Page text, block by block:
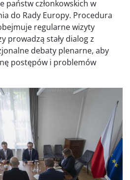
państw członkowskich w
do Rady Europy. Procedura
regularne wizyty
prowadzą stały dialog z
debaty plenarne, aby
postępów i problemów